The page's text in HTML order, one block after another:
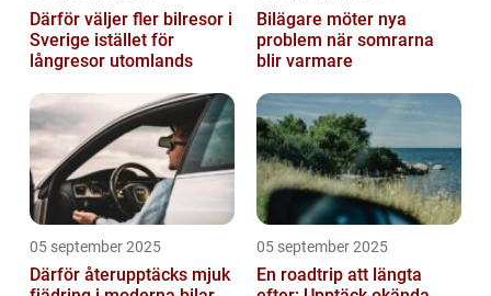
Därför väljer fler bilresor i
Sverige istället för
långresor utomlands
Bilägare möter nya
problem när somrarna
blir varmare
05 september 2025
Därför återupptäcks mjuk
05 september 2025
En roadtrip att längta